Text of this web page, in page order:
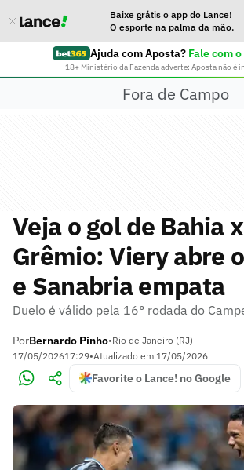
Baixe grátis o app do Lance!
O esporte na palma da mão.
Ajuda com Aposta? Fale com
18+ Ministério da Fazenda adverte: Aposta não é
Fora de Campo
Veja o gol de Bahia x
Grêmio: Viery abre
e Sanabria empata
Duelo é válido pela 16° rodada do
PorBernardo Pinho•Rio de Janeiro (RJ)
17/05/202617:29•Atualizado em 17/05/2026
Favorite o Lance! no Google